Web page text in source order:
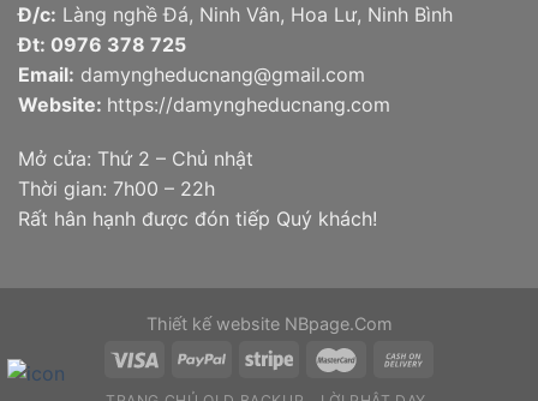
Đ/c: Làng nghề Đá, Ninh Vân, Hoa Lư, Ninh Bình
Đt: 0976 378 725
Email: damyngheducnang@gmail.com
Website: https://damyngheducnang.com
Mở cửa: Thứ 2 – Chủ nhật
Thời gian: 7h00 – 22h
Rất hân hạnh được đón tiếp Quý khách!
Thiết kế websiteNBpage.Com